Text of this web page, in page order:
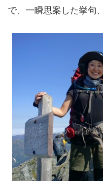
で、一瞬思案した挙句